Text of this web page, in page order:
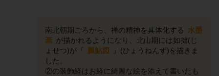
南北朝期ごろから、禅の精神を具体化する 水墨
画 が描かれるようになり、北山期には如拙(じ
ょせつ)が『
瓢鮎図
』(ひょうねんず)を描きま
した。
②の装飾経はお経に綺麗な絵を添えて書いたも